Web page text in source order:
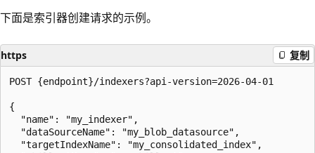
下面是索引器创建请求的示例。
https 复制
POST {endpoint}/indexers?api-version=2026-04-01
{
  "name": "my_indexer",
  "dataSourceName": "my_blob_datasource",
  "targetIndexName": "my_consolidated_index",